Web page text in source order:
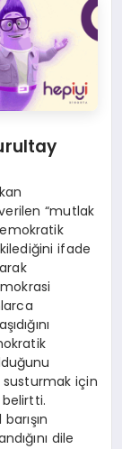
“mutlak
ifade
için
belirtti.
dile